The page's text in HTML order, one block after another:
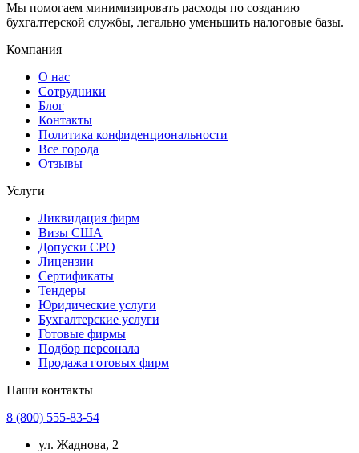
Мы помогаем минимизировать расходы по созданию
бухгалтерской службы, легально уменьшить налоговые базы.
Компания
О нас
Сотрудники
Блог
Контакты
Политика конфиденциональности
Все города
Отзывы
Услуги
Ликвидация фирм
Визы США
Допуски СРО
Лицензии
Сертификаты
Тендеры
Юридические услуги
Бухгалтерские услуги
Готовые фирмы
Подбор персонала
Продажа готовых фирм
Наши контакты
8 (800) 555-83-54
ул. Жаднова, 2